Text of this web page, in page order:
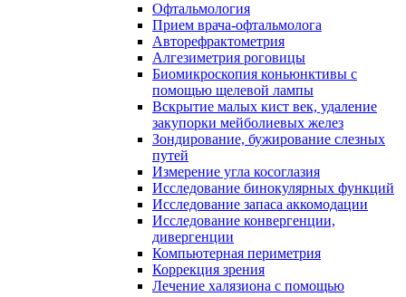
Офтальмология
Прием врача-офтальмолога
Авторефрактометрия
Алгезиметрия роговицы
Биомикроскопия коньюнктивы с
помощью щелевой лампы
Вскрытие малых кист век, удаление
закупорки мейболиевых желез
Зондирование, бужирование слезных
путей
Измерение угла косоглазия
Исследование бинокулярных функций
Исследование запаса аккомодации
Исследование конвергенции,
дивергенции
Компьютерная периметрия
Коррекция зрения
Лечение халязиона с помощью